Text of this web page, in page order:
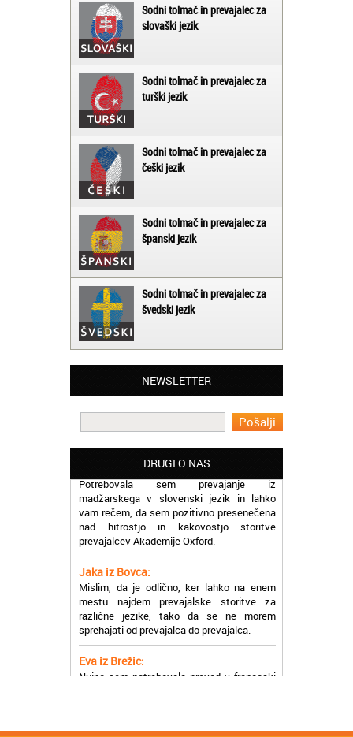
Sodni tolmač in prevajalec za
slovaški jezik
Sodni tolmač in prevajalec za
turški jezik
Sodni tolmač in prevajalec za
češki jezik
Sodni tolmač in prevajalec za
španski jezik
Sodni tolmač in prevajalec za
švedski jezik
NEWSLETTER
DRUGI O NAS
Matjaž iz Ajdovščine:
Lahko pohvalim vse zaposlene v Akademiji
Oxford, ker so resnično profesionalni in
prevajalske storitve opravljajo hitro in
Potrebovala sem prevajanje iz
madžarskega v slovenski jezik in lahko
vam rečem, da sem pozitivno presenečena
nad hitrostjo in kakovostjo storitve
prevajalcev Akademije Oxford.
Jaka iz Bovca:
Mislim, da je odlično, ker lahko na enem
mestu najdem prevajalske storitve za
različne jezike, tako da se ne morem
sprehajati od prevajalca do prevajalca.
Eva iz Brežic:
Nujno sem potrebovala prevod v francoski
jezik, na spletu sem našla Oxford, jih